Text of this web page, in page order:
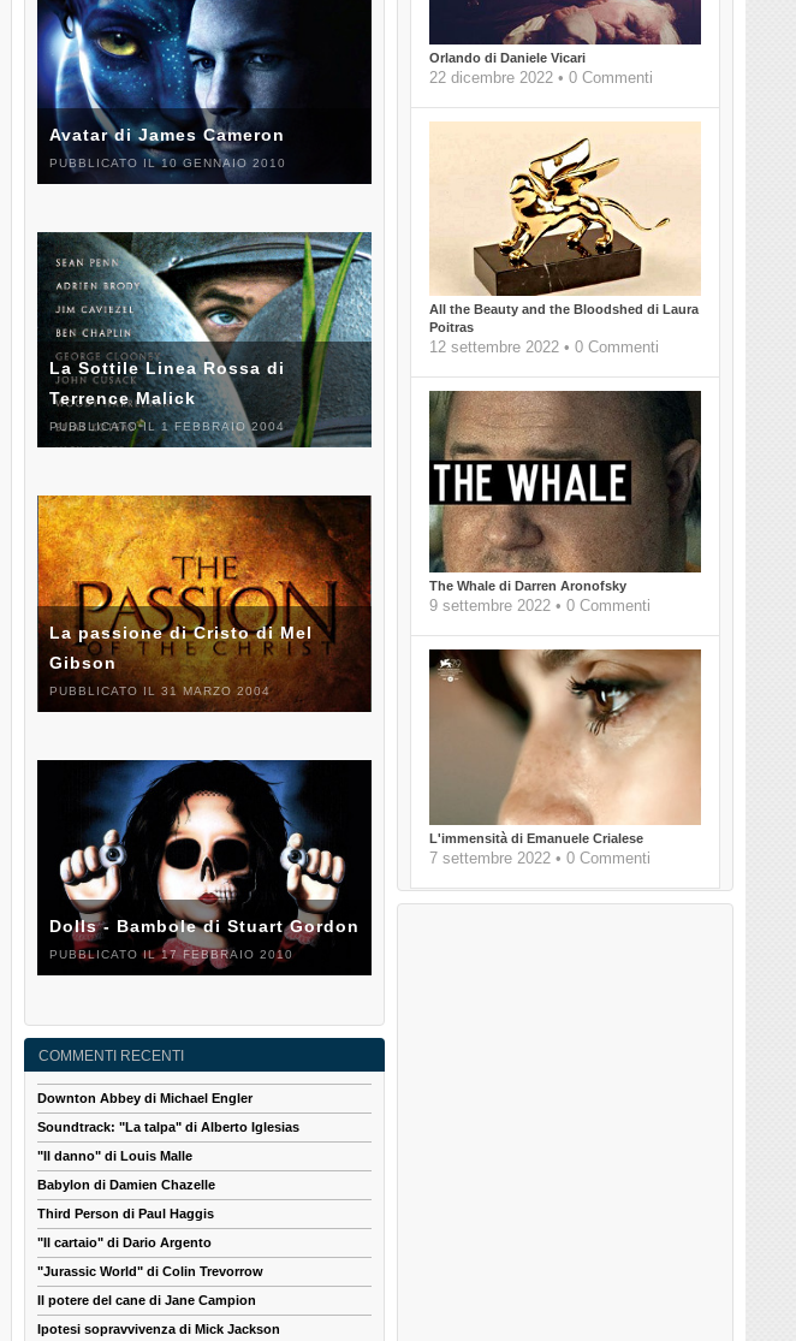
Orlando di Daniele Vicari
22 dicembre 2022 • 0 Commenti
All the Beauty and the Bloodshed di Laura
Poitras
12 settembre 2022 • 0 Commenti
The Whale di Darren Aronofsky
9 settembre 2022 • 0 Commenti
L'immensità di Emanuele Crialese
7 settembre 2022 • 0 Commenti
Avatar di James Cameron
PUBBLICATO IL 10 GENNAIO 2010
La Sottile Linea Rossa di
Terrence Malick
PUBBLICATO IL 1 FEBBRAIO 2004
La passione di Cristo di Mel
Gibson
PUBBLICATO IL 31 MARZO 2004
Dolls - Bambole di Stuart Gordon
PUBBLICATO IL 17 FEBBRAIO 2010
COMMENTI RECENTI
Downton Abbey di Michael Engler
Soundtrack: "La talpa" di Alberto Iglesias
"Il danno" di Louis Malle
Babylon di Damien Chazelle
Third Person di Paul Haggis
"Il cartaio" di Dario Argento
"Jurassic World" di Colin Trevorrow
Il potere del cane di Jane Campion
Ipotesi sopravvivenza di Mick Jackson